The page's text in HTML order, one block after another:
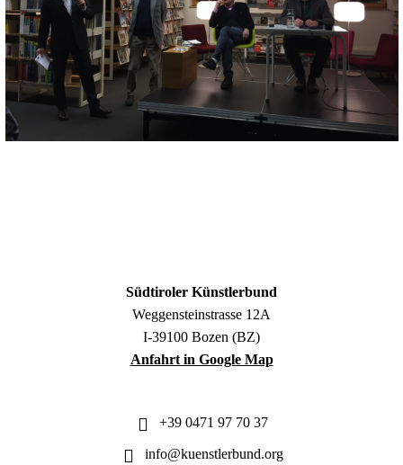
Südtiroler Künstlerbund
Weggensteinstrasse 12A
I-39100 Bozen (BZ)
Anfahrt in Google Map
+39 0471 97 70 37
info@kuenstlerbund.org